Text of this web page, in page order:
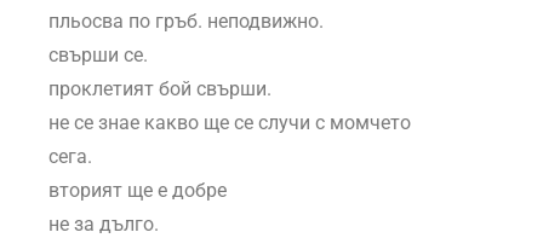
пльосва по гръб. неподвижно.
свърши се.
проклетият бой свърши.
не се знае какво ще се случи с момчето
сега.
вторият ще е добре
не за дълго.